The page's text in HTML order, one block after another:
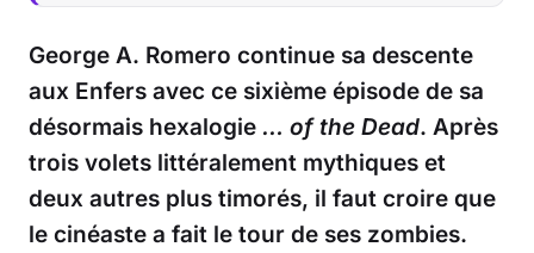
George A. Romero continue sa descente
aux Enfers avec ce sixième épisode de sa
désormais hexalogie … of the Dead. Après
trois volets littéralement mythiques et
deux autres plus timorés, il faut croire que
le cinéaste a fait le tour de ses zombies.